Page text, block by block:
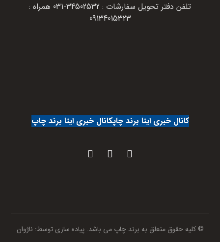
تلفن دفتر تحویل سفارشات : 34502532-031 همراه :
09134015323
کانال خبری ایتا برند چاپکانال خبری ایتا برند چاپ
© کلیه حقوق متعلق به برند چاپ می باشد. پیاده سازی توسط: ناژوان